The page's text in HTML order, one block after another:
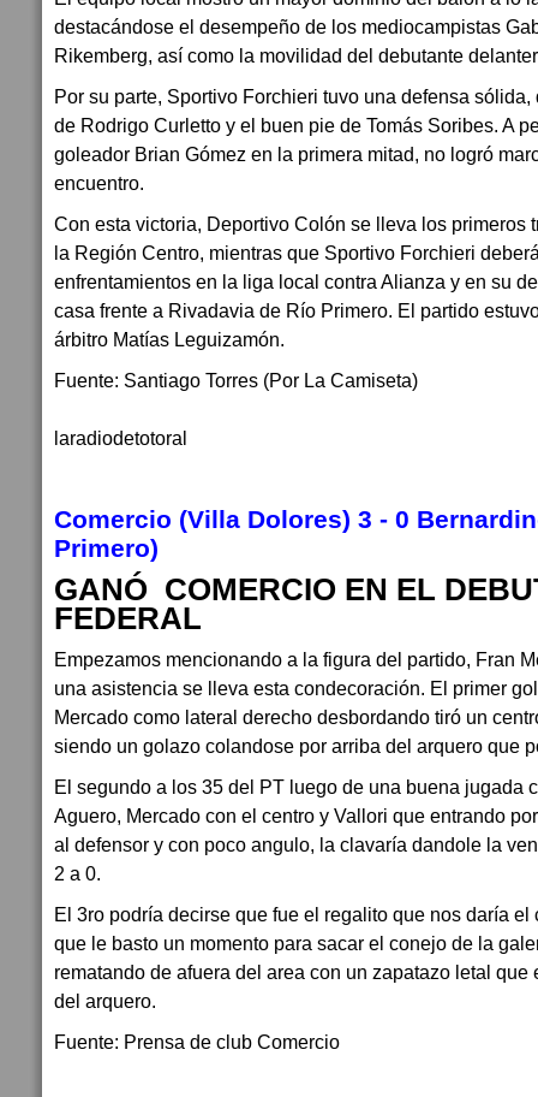
destacándose el desempeño de los mediocampistas
Rikemberg, así como la movilidad del debutante
Por su parte, Sportivo Forchieri tuvo una defensa
de Rodrigo Curletto y el buen pie de Tomás Soribes. A
goleador Brian Gómez en la primera mitad, no logró
encuentro.
Con esta victoria, Deportivo Colón se lleva los primeros
la Región Centro, mientras que Sportivo Forchieri
enfrentamientos en la liga local contra Alianza y en su
casa frente a Rivadavia de Río Primero. El partido
árbitro Matías Leguizamón.
Fuente: Santiago Torres (Por La Camiseta)
laradiodetotoral
Comercio (Villa Dolores) 3 - 0
Primero)
GANÓ COMERCIO EN EL
FEDERAL
Empezamos mencionando a la figura del partido, Fran
una asistencia se lleva esta condecoración. El primer
Mercado como lateral derecho desbordando tiró un
siendo un golazo colandose por arriba del arquero que
El segundo a los 35 del PT luego de una buena jugada
Aguero, Mercado con el centro y Vallori que entrando
al defensor y con poco angulo, la clavaría dandole la
2 a 0.
El 3ro podría decirse que fue el regalito que nos daría
que le basto un momento para sacar el conejo de la
rematando de afuera del area con un zapatazo letal
del arquero.
Fuente: Prensa de club Comercio